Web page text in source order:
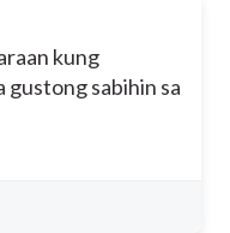
kung
gustong sabihin sa